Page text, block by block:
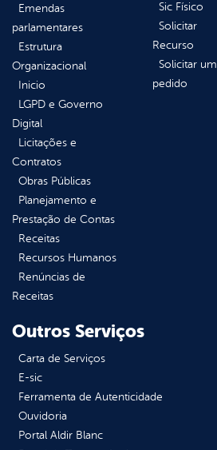
Emendas
parlamentares
Estrutura
Organizacional
Inicio
LGPD e Governo
Digital
Licitações e
Contratos
Obras Públicas
Planejamento e
Prestação de Contas
Receitas
Recursos Humanos
Renúncias de
Receitas
Sic Físico
Solicitar
Recurso
Solicitar um
pedido
Outros Serviços
Carta de Serviços
E-sic
Ferramenta de Autenticidade
Ouvidoria
Portal Aldir Blanc